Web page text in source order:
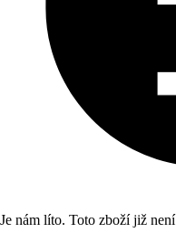
Je nám líto. Toto zboží již